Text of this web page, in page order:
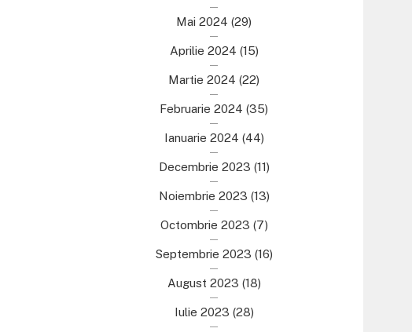
Mai 2024 (29)
Aprilie 2024 (15)
Martie 2024 (22)
Februarie 2024 (35)
Ianuarie 2024 (44)
Decembrie 2023 (11)
Noiembrie 2023 (13)
Octombrie 2023 (7)
Septembrie 2023 (16)
August 2023 (18)
Iulie 2023 (28)